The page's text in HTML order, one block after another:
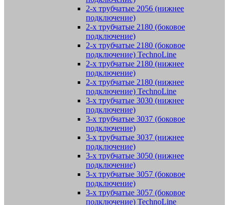
2-х трубчатые 2056 (нижнее
подключение)
2-х трубчатые 2180 (боковое
подключение)
2-х трубчатые 2180 (боковое
подключение) TechnoLine
2-х трубчатые 2180 (нижнее
подключение)
2-х трубчатые 2180 (нижнее
подключение) TechnoLine
3-х трубчатые 3030 (нижнее
подключение)
3-х трубчатые 3037 (боковое
подключение)
3-х трубчатые 3037 (нижнее
подключение)
3-х трубчатые 3050 (нижнее
подключение)
3-х трубчатые 3057 (боковое
подключение)
3-х трубчатые 3057 (боковое
подключение) TechnoLine